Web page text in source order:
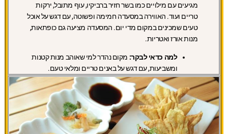
מגיעים עם מילויים כמו בשר חזיר ברביקיו, עוף מתובל, ירקות
טריים ועוד. האווירה במסעדה חמימה ופשוטה, עם דגש על אוכל
טעים שמכינים במקום מדי יום. המסעדה מציעה גם כופתאות,
מנות אורז ואטריות.
למה כדאי לבקר: מקום נהדר למי שאוהב מנות קטנות
ומשביעות, עם דגש על באנים טריים ומלאי טעם.